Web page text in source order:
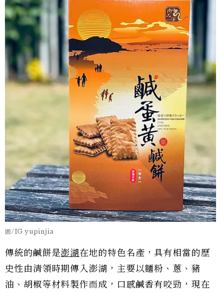
圖/IG yupinjia
傳統的鹹餅是澎湖在地的特色名產，具有相當的歷
史性由清領時期傳入澎湖，主要以麵粉、蔥、豬
油、胡椒等材料製作而成，口感鹹香有咬勁，現在